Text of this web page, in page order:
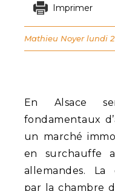
En Alsace
fondamentaux
un marché
en surchauffe
allemandes. La
par la chambre
Imprimer
Mathieu Noyer lundi 2